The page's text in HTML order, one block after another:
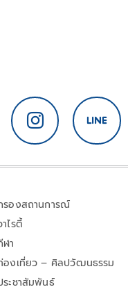
รองสถานการณ์
ไรตี้
ฬา
องเที่ยว – ศิลปวัฒนธรรม
ระชาสัมพันธ์